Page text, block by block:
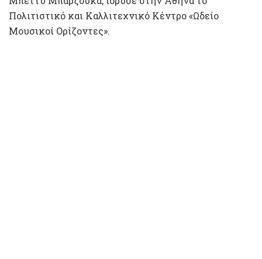
Πολιτιστικό και Καλλιτεχνικό Κέντρο «Ωδείο
Μουσικοί Ορίζοντες».